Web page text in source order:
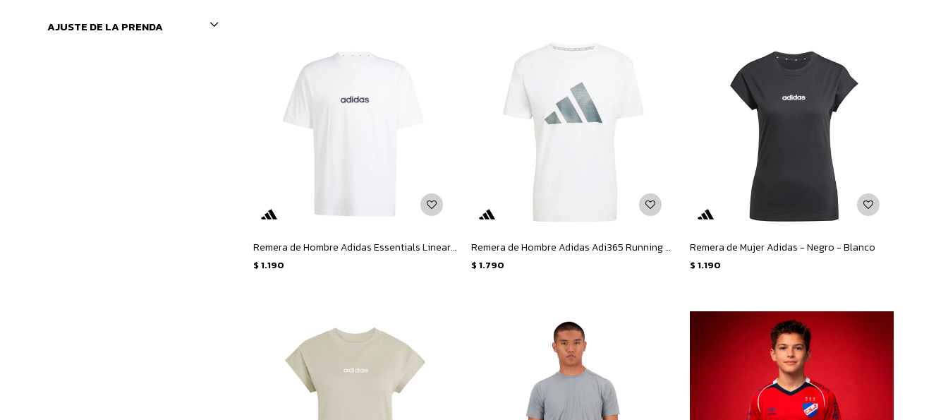
Remera de Hombre Adidas Essentials Linear Single Jersey M - Blanco - Negro
$ 1.190
Remera de Hombre Adidas Adi365 Running Essentials M - Blanco - Plateado
$ 1.790
Remera de Mujer Adidas - Negro - Blanco
$ 1.190
AJUSTE DE LA PRENDA